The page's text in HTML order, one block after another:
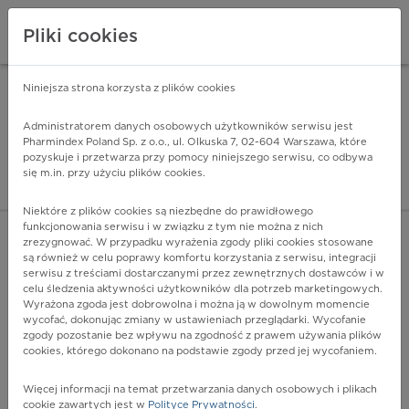
Pharmindex - lider
ZALOGUJ SIĘ
N80.2 - Gruczolistość jajowodu
Więcej na lekiicd10.pl
Pliki cookies
Niniejsza strona korzysta z plików cookies
Administratorem danych osobowych użytkowników serwisu jest
Pharmindex Poland Sp. z o.o., ul. Olkuska 7, 02-604 Warszawa, które
pozyskuje i przetwarza przy pomocy niniejszego serwisu, co odbywa
się m.in. przy użyciu plików cookies.
Niektóre z plików cookies są niezbędne do prawidłowego
funkcjonowania serwisu i w związku z tym nie można z nich
zrezygnować. W przypadku wyrażenia zgody pliki cookies stosowane
są również w celu poprawy komfortu korzystania z serwisu, integracji
serwisu z treściami dostarczanymi przez zewnętrznych dostawców i w
celu śledzenia aktywności użytkowników dla potrzeb marketingowych.
Wyrażona zgoda jest dobrowolna i można ją w dowolnym momencie
wycofać, dokonując zmiany w ustawieniach przeglądarki. Wycofanie
zgody pozostanie bez wpływu na zgodność z prawem używania plików
cookies, którego dokonano na podstawie zgody przed jej wycofaniem.
Więcej informacji na temat przetwarzania danych osobowych i plikach
cookie zawartych jest w Polityce Prywatności.
ZA DARMO - w Google Play INSTALUJ